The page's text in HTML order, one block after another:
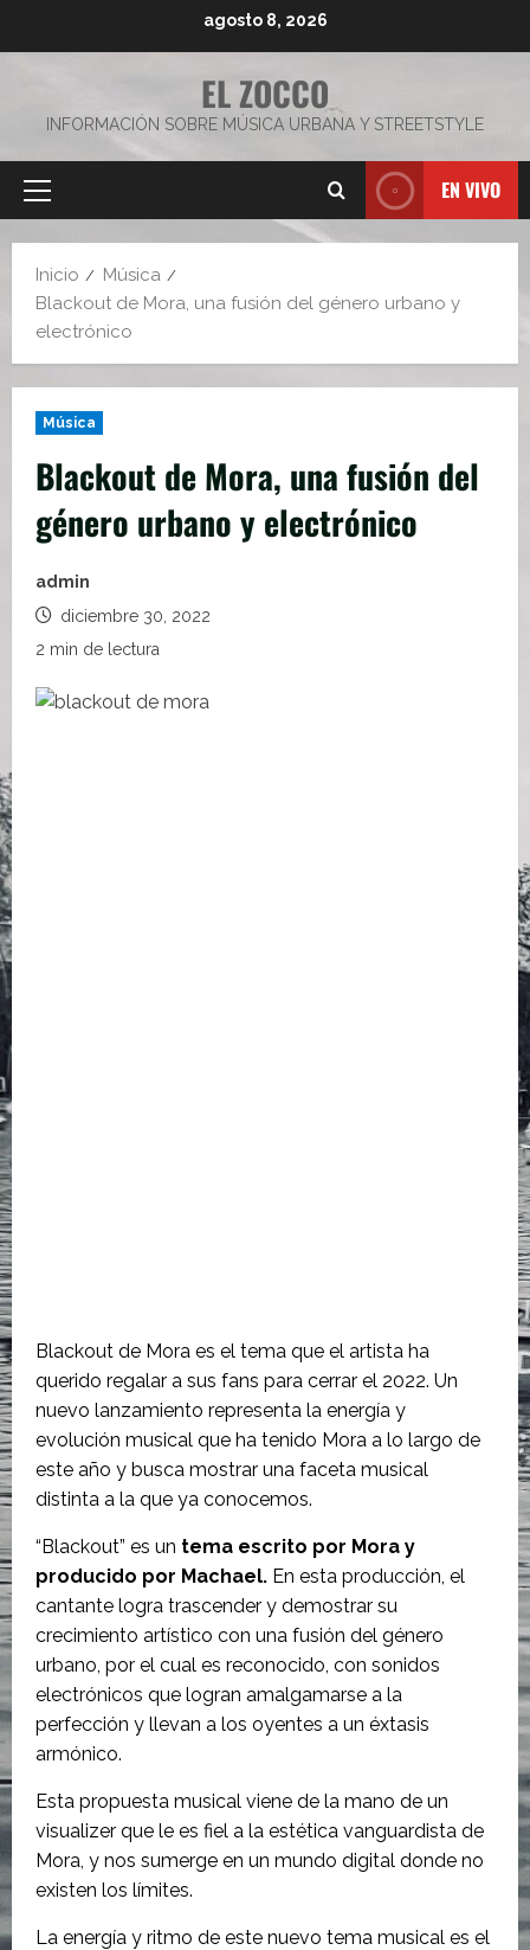
agosto 8, 2026
EL ZOCCO
INFORMACIÓN SOBRE MÚSICA URBANA Y STREETSTYLE
Menú
EN VIVO
Inicio
Música
Blackout de Mora, una fusión del género urbano y
electrónico
Música
Blackout de Mora, una fusión del
género urbano y electrónico
admin
diciembre 30, 2022
2 min de lectura
Blackout de Mora es el tema que el artista ha
querido regalar a sus fans para cerrar el 2022. Un
nuevo lanzamiento representa la energía y
evolución musical que ha tenido Mora a lo largo de
este año y busca mostrar una faceta musical
distinta a la que ya conocemos.
“Blackout” es un tema escrito por Mora y
producido por Machael. En esta producción, el
cantante logra trascender y demostrar su
crecimiento artístico con una fusión del género
urbano, por el cual es reconocido, con sonidos
electrónicos que logran amalgamarse a la
perfección y llevan a los oyentes a un éxtasis
armónico.
Esta propuesta musical viene de la mano de un
visualizer que le es fiel a la estética vanguardista de
Mora, y nos sumerge en un mundo digital donde no
existen los límites.
La energía y ritmo de este nuevo tema musical es el